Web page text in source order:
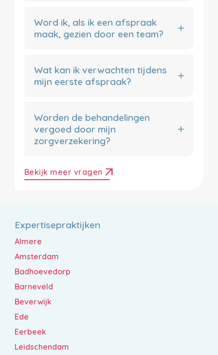
Word ik, als ik een afspraak
maak, gezien door een team?
Wat kan ik verwachten tijdens
mijn eerste afspraak?
Worden de behandelingen
vergoed door mijn
zorgverzekering?
Bekijk meer vragen arrow_outward
Expertisepraktijken
Almere
Amsterdam
Badhoevedorp
Barneveld
Beverwijk
Ede
Eerbeek
Leidschendam